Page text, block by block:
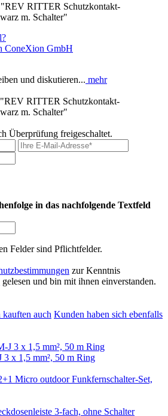
RITTER Schutzkontakt-
m. Schalter"
ConeXion GmbH
und diskutieren... mehr
RITTER Schutzkontakt-
m. Schalter"
Überprüfung freigeschaltet.
in das nachfolgende Textfeld
Felder sind Pflichtfelder.
zur Kenntnis
gelesen und bin mit ihnen einverstanden.
auch Kunden haben sich ebenfalls
x 1,5 mm², 50 m Ring
Funkfernschalter-Set,